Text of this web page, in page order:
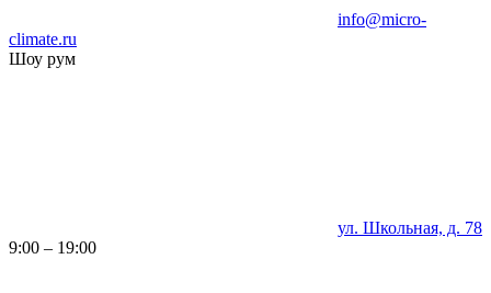
info@micro-
climate.ru
Шоу рум
ул. Школьная, д. 78
9:00 – 19:00